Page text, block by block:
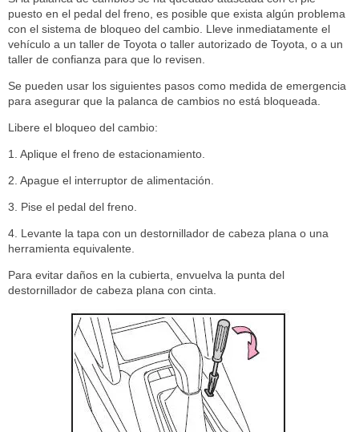
puesto en el pedal del freno, es posible que exista algún problema
con el sistema de bloqueo del cambio. Lleve inmediatamente el
vehículo a un taller de Toyota o taller autorizado de Toyota, o a un
taller de confianza para que lo revisen.
Se pueden usar los siguientes pasos como medida de emergencia
para asegurar que la palanca de cambios no está bloqueada.
Libere el bloqueo del cambio:
1. Aplique el freno de estacionamiento.
2. Apague el interruptor de alimentación.
3. Pise el pedal del freno.
4. Levante la tapa con un destornillador de cabeza plana o una
herramienta equivalente.
Para evitar daños en la cubierta, envuelva la punta del
destornillador de cabeza plana con cinta.